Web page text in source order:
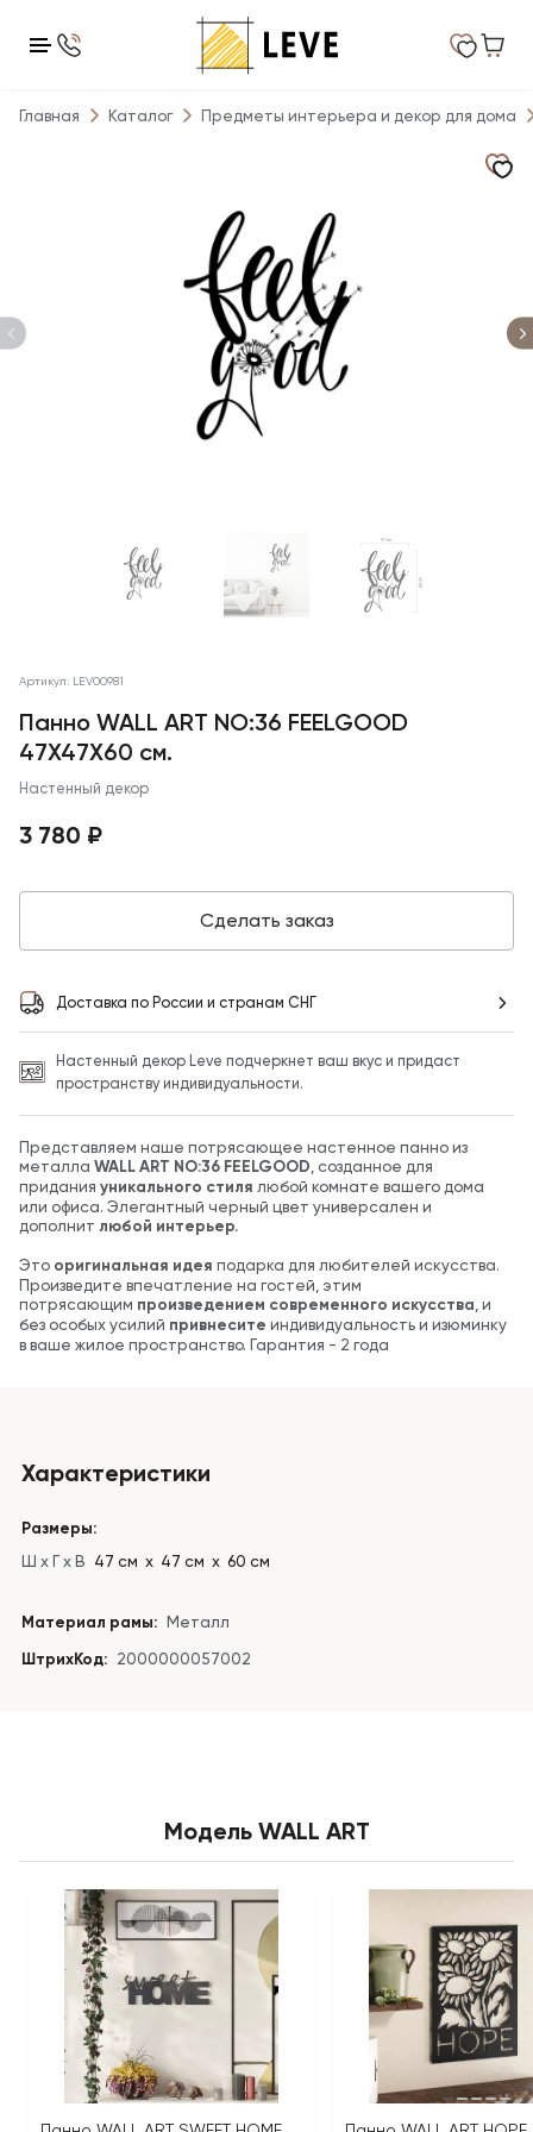
Главная Каталог Предметы интерьера и декор для дома
Артикул: LEV00981
Панно WALL ART NO:36 FEELGOOD
47X47X60 см.
Настенный декор
3 780 ₽
Сделать заказ
Доставка по России и странам СНГ
Настенный декор Leve подчеркнет ваш вкус и придаст
пространству индивидуальности.
Представляем наше потрясающее настенное панно из
металла WALL ART NO:36 FEELGOOD , созданное для
придания уникального стиля любой комнате вашего дома
или офиса. Элегантный черный цвет универсален и
дополнит любой интерьер.
Это оригинальная идея подарка для любителей искусства.
Произведите впечатление на гостей, этим
потрясающим произведением современного искусства , и
без особых усилий привнесите индивидуальность и изюминку
в ваше жилое пространство. Гарантия - 2 года
Характеристики
Размеры:
Ш x Г x В 47 см х 47 см х 60 см
Материал рамы: Металл
ШтрихКод: 2000000057002
Модель WALL ART